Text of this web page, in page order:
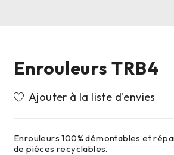
Enrouleurs TRB4
Enrouleurs 100% démontables et
de pièces recyclables.